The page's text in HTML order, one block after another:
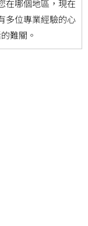
在哪個地區，現在
多位專業經驗的心
難關。